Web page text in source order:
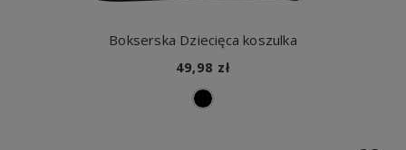
Bokserska Dziecięca koszulka
49,98 zł